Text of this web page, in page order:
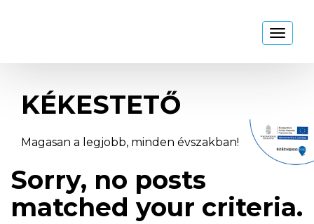
KÉKESTETŐ
Magasan a legjobb, minden évszakban!
Sorry, no posts
matched your criteria.